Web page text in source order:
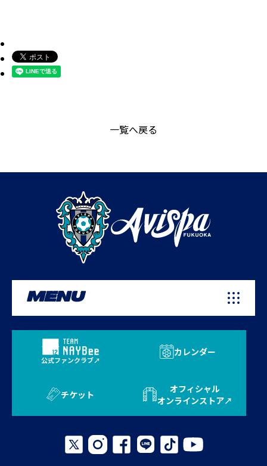
一覧へ戻る
MENU
公式ファンクラブ
カレンダー
チケット
オフィシャル
オンラインストア